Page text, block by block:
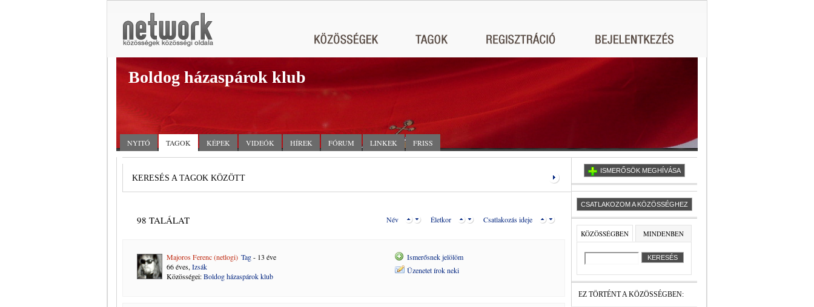
Boldog házaspárok klub
NYITÓ TAGOK KÉPEK VIDEÓK HÍREK FÓRUM LINKEK FRISS
KERESÉS A TAGOK KÖZÖTT
98 TALÁLAT Csatlakozás ideje
Életkor
Név
Majoros Ferenc (netlogi) Tag- 13 éve
66 éves, Izsák
Közösségei:Boldog házaspárok klub
Ismerősnek jelölöm
Üzenetet írok neki
ISMERŐSÖK MEGHÍVÁSA
CSATLAKOZOM A KÖZÖSSÉGHEZ
KÖZÖSSÉGBEN MINDENBEN
EZ TÖRTÉNT A KÖZÖSSÉGBEN: